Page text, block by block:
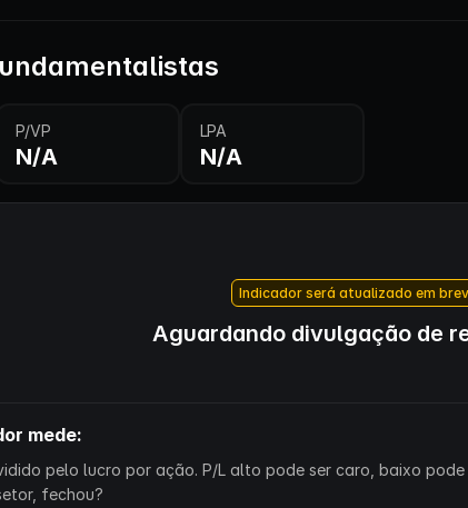
P/VP
N/A
LPA
N/A
Indicador será atualizado em
Aguardando divulgação de
mede:
pelo lucro por ação. P/L alto pode ser caro, baixo
fechou?